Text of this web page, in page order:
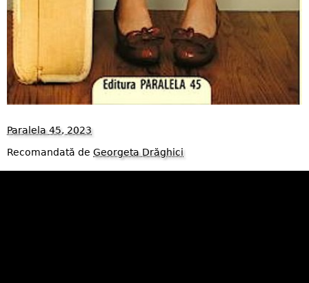
Paralela 45, 2023
Recomandată de Georgeta Drăghici